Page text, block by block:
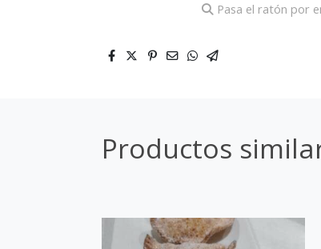
Pasa el ratón por
Productos